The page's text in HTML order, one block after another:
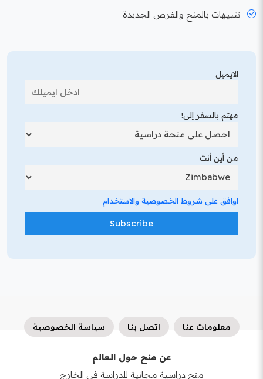
تنبيهات بالمنح والفرص الجديدة
الايميل
مهتم بالسفر إلى!
من أين أنت
اوافق على شروط الخصوصية والاستخدام
معلومات عنا اتصل بنا سياسة الخصوصية
عن منح حول العالم
منح دراسية مجانية للدراسة في الخارج